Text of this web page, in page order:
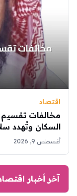
اقتصاد
مخالفات تقسيم
السكان وتُهدد
أغسطس 9, 2026
آخر أخبار